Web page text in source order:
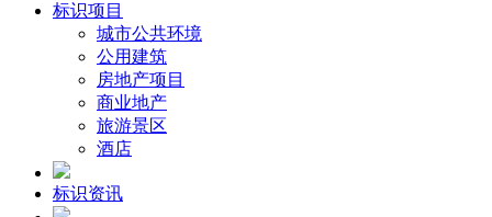
标识项目
城市公共环境
公用建筑
房地产项目
商业地产
旅游景区
酒店
标识资讯